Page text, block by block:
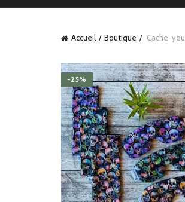
Accueil Boutique Cache-
-25%